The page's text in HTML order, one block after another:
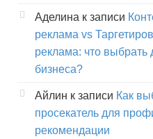
Аделина к записи
реклама vs
реклама: что выбрать
бизнеса?
Айлин к записи Как
просекатель для
рекомендации